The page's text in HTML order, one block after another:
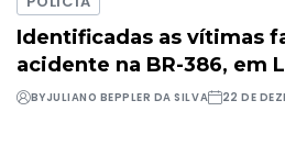
Identificadas as vítimas
acidente na BR-386, em
BYJULIANO BEPPLER DA SILVA 22 DE